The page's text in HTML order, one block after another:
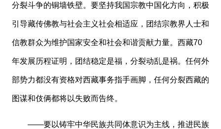
分裂斗争的铜墙铁壁。要坚持我国宗教中国化方向，积极
引导藏传佛教与社会主义社会相适应，团结宗教界人士和
信教群众为维护国家安全和社会和谐贡献力量。西藏70
年发展历程证明，团结稳定是福，分裂动乱是祸。任何外
部势力都没有资格对西藏事务指手画脚，任何分裂西藏的
图谋和伎俩都将以失败而告终。
——要以铸牢中华民族共同体意识为主线，推进民族